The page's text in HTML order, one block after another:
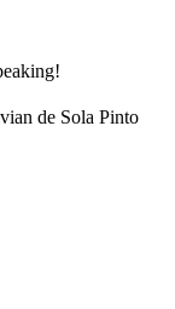
de Sola Pinto